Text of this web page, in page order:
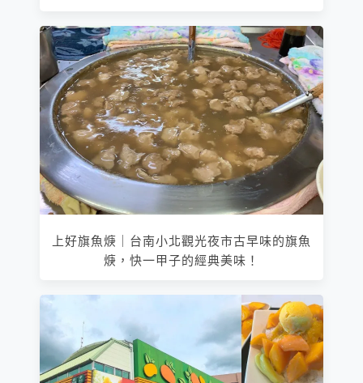
上好旗魚焿｜台南小北觀光夜市古早味的旗魚
焿，快一甲子的經典美味！